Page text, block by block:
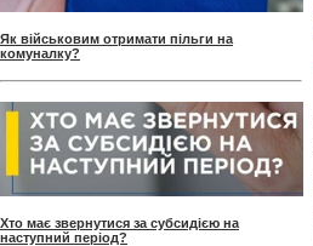
Як військовим отримати пільги на
комуналку?
Хто має звернутися за субсидією на
наступний період?